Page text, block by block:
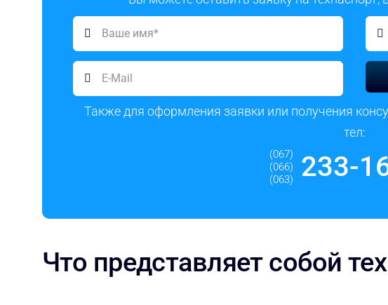
Также для оформления заявки или получения
тел:
(067)
(066)
(063)
233-
Что представляет собой